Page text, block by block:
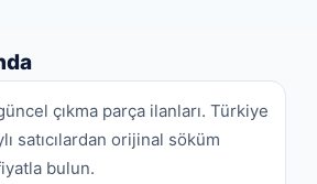
çıkma parça ilanları. Türkiye
satıcılardan orijinal söküm
bulun.